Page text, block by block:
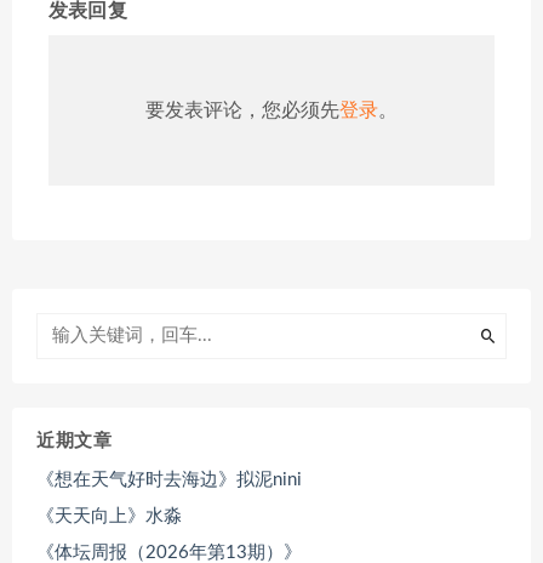
发表回复
要发表评论，您必须先登录。
近期文章
《想在天气好时去海边》拟泥nini
《天天向上》水淼
《体坛周报（2026年第13期）》